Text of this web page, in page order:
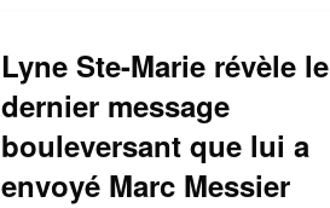
Lyne Ste-Marie révèle le
dernier message
bouleversant que lui a
envoyé Marc Messier